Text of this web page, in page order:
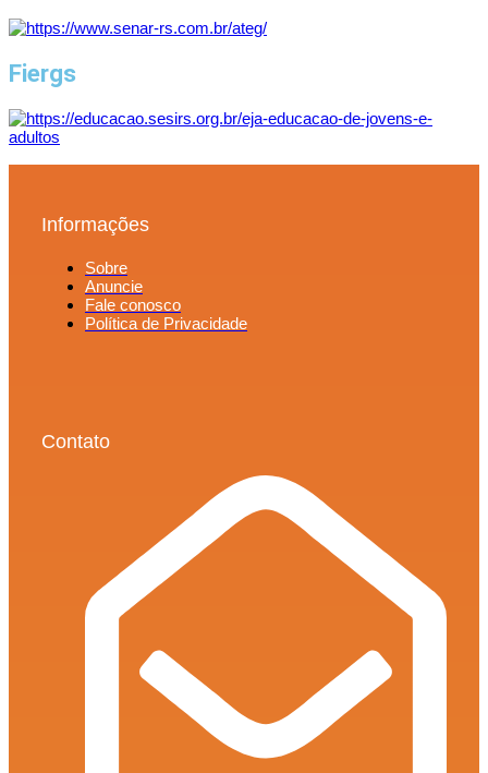
Fiergs
Informações
Sobre
Anuncie
Fale conosco
Política de Privacidade
Contato